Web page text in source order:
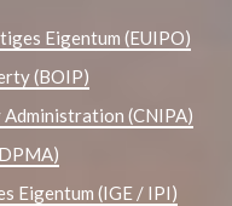
Eigentum (EUIPO)
(BOIP)
(CNIPA)
Eigentum (IGE / IPI)